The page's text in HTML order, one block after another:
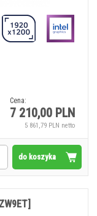
Cena:
7 210,00 PLN
5 861,79 PLN netto
do koszyka